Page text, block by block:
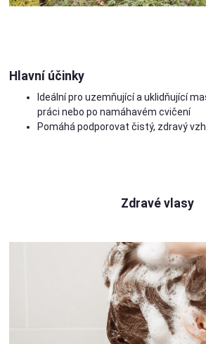
Hlavní účinky
Ideální pro uzemňující a uklidňující
práci nebo po namáhavém cvičení
Pomáhá podporovat čistý, zdravý
Zdravé vlasy